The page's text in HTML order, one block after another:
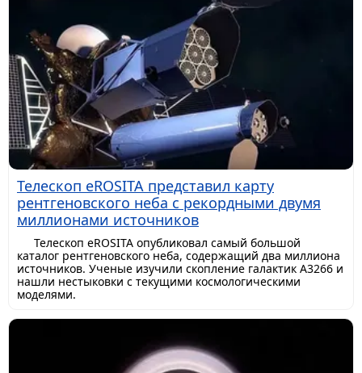
Телескоп eROSITA представил карту
рентгеновского неба с рекордными двумя
миллионами источников
Телескоп eROSITA опубликовал самый большой
каталог рентгеновского неба, содержащий два миллиона
источников. Ученые изучили скопление галактик A3266 и
нашли нестыковки с текущими космологическими
моделями.